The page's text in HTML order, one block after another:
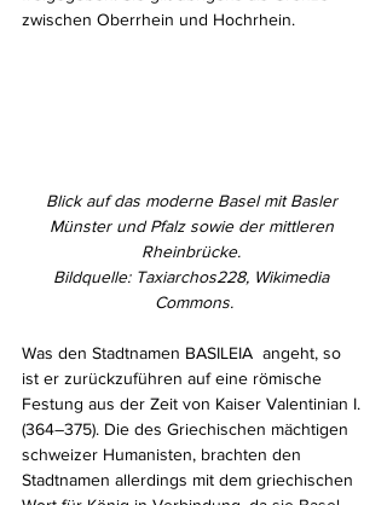
zwischen Oberrhein und Hochrhein.
Blick auf das moderne Basel mit Basler
Münster und Pfalz sowie der mittleren
Rheinbrücke.
Bildquelle: Taxiarchos228, Wikimedia
Commons.
Was den Stadtnamen BASILEIA  angeht, so
ist er zurückzuführen auf eine römische
Festung aus der Zeit von Kaiser Valentinian I.
(364–375). Die des Griechischen mächtigen
schweizer Humanisten, brachten den
Stadtnamen allerdings mit dem griechischen